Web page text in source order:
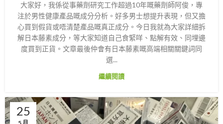
大家好，我係從事藥劑研究工作超過10年嘅藥劑師阿俊，專
注於男性健康產品嘅成分分析。好多男士想提升表現，但又擔
心買到假貨或唔清楚產品嘅真正成分。今日我就為大家詳細拆
解日本藤素成分，等大家知道自己食緊咩、點解有效、同埋邊
度買到正貨。文章最後仲會有日本藤素嘅高端相關關鍵詞同
選...
繼續閱讀
25